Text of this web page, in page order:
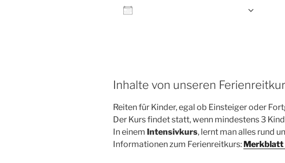
Inhalte von unseren
Reiten für Kinder, egal ob Einsteiger oder
Der Kurs findet statt, wenn mindestens 3
In einem Intensivkurs, lernt man alles rund
Informationen zum Ferienreitkurs: Merkblatt